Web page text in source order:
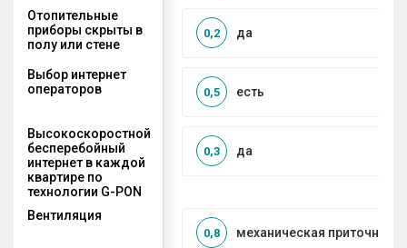
Отопительные
приборы скрыты в
полу или стене
да
0,2
Выбор интернет
операторов
есть
0,5
Высокоскоростной
бесперебойный
интернет в каждой
квартире по
технологии G-PON
да
0,3
Вентиляция
механическая приточно-
0,8